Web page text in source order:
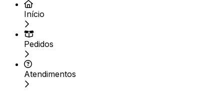
Início
Pedidos
Atendimentos